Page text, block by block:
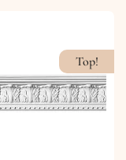
Top!